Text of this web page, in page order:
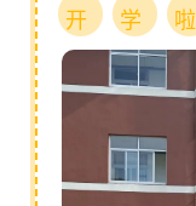
开 学 啦